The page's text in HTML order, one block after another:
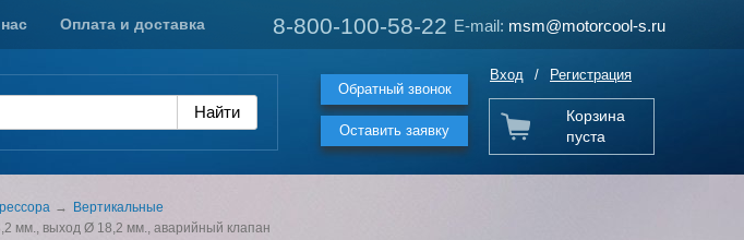
8-800-100-58-22 E-mail: msm@motorcool-s.ru
Обратный звонок
Оставить заявку
8-800-100-58-22 E-mail: msm@motorcool-s.ru
Оплата и доставка
Вход / Регистрация
Корзина
пуста
Вертикальные
мм., выход Ø 18,2 мм., аварийный клапан